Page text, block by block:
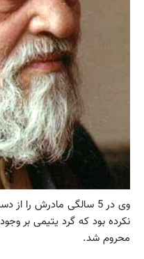
وی در 5 سالگی مادرش
نکرده بود که گرد یتیمی بر
محروم شد.